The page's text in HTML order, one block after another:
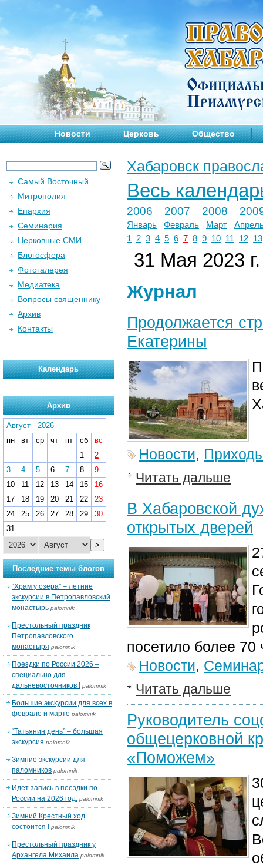
Новости Церковь Общество
Хабаровск
Весь
2006 2007 2008
Январь Февраль Март
1
2 3 4 5 6 7 8 9 10 11 12 13
31 Мая 2023 г.
Журнал
Продолжается
Екатерины
Новости,
Читать дальше
В Хабаровской
открытых дверей
посетило более 70
Новости,
Читать дальше
Руководитель
общецерковной
«Поможем»
Самый Восточный
Митрополия
Епархия
Семинария
Церковные СМИ
Блогосфера
Фотогалерея
Медиатека
Вопросы священнику
Архив
Контакты
Календарь
Архив
Август - 2026
пн
вт ср чт пт сб
вс
1
2
3
4 5 6 7 8
9
10
11 12 13 14 15
16
17
18 19 20 21 22
23
24
25 26 27 28 29
30
31
>
Последние темы блогов
“Храм у озера” – летние
экскурсии в Петропавловский
монастырь palomnik
Престольный праздник
Петропавловского
монастыря palomnik
Поездки по России 2026 –
специально для
дальневосточников ! palomnik
Большие экскурсии для всех в
феврале и марте palomnik
“Татьянин день” – большая
экскурсия palomnik
Зимние экскурсии для
паломников palomnik
Идет запись в поездки по
России на 2026 год. palomnik
Зимний Крестный ход
состоится ! palomnik
Престольный праздник у
Архангела Михаила palomnik